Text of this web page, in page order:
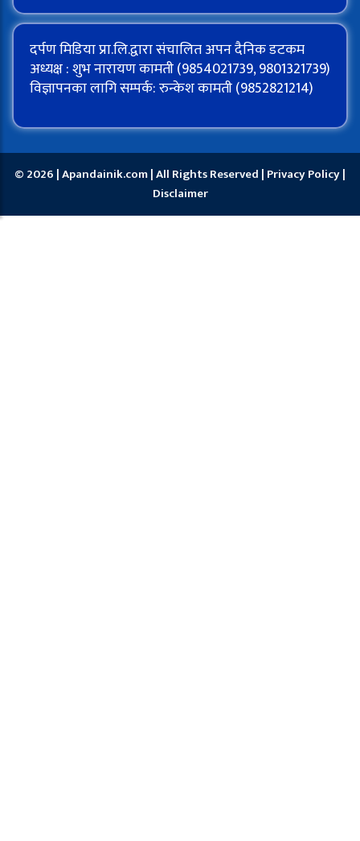
दर्पण मिडिया प्रा.लि.द्वारा संचालित अपन दैनिक डटकम
अध्यक्ष : शुभ नारायण कामती (9854021739, 9801321739)
विज्ञापनका लागि सम्पर्क: रुन्केश कामती (9852821214)
© 2026 | Apandainik.com | All Rights Reserved | Privacy Policy|
Disclaimer